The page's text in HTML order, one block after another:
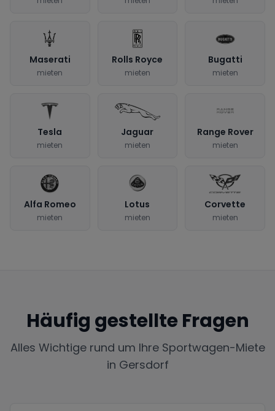
Maserati
mieten
Rolls Royce
mieten
Bugatti
mieten
Tesla
mieten
Jaguar
mieten
Range Rover
mieten
Alfa Romeo
mieten
Lotus
mieten
Corvette
mieten
Häufig gestellte Fragen
Alles Wichtige rund um Ihre Sportwagen-Miete
in Gersdorf